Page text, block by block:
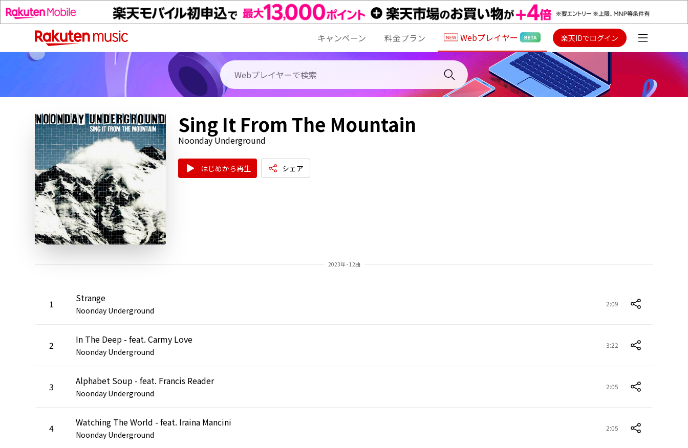
キャンペーン 料金プラン Webプレイヤー 楽天IDでログイン
Sing It From The Mountain
Noonday Underground
はじめから再生 シェア
2023年 - 12曲
1 Strange
Noonday Underground
2:09
2 In The Deep - feat. Carmy Love
Noonday Underground
3:22
3 Alphabet Soup - feat. Francis Reader
Noonday Underground
2:05
4 Watching The World - feat. Iraina Mancini
Noonday Underground
2:05